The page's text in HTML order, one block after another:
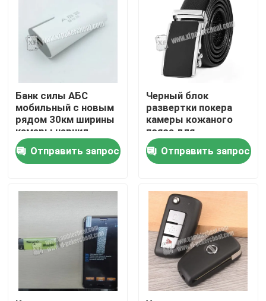
Видеозаписи
Экскурсия по заводу
Контроль качества
Запросите цитату
Незримые играя карточки
Банк силы АБС
мобильный с новым
рядом 30км ширины
камеры чернил
Отправить запрос
Черный блок
развертки покера
камеры кожаного
пояса для
невидимых
игральных карт
кодов штриховой
маркированных
Отправить запрос